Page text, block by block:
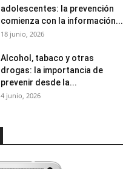
adolescentes: la prevención
comienza con la información...
18 junio, 2026
Alcohol, tabaco y otras
drogas: la importancia de
prevenir desde la...
4 junio, 2026